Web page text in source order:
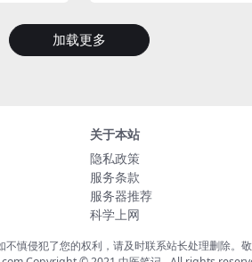
加载更多
关于本站
隐私政策
服务条款
服务器推荐
科学上网
慎侵犯了您的权利，请及时联系站长处理删除。